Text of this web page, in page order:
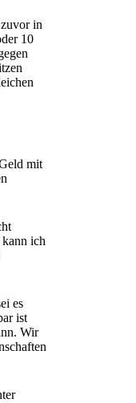
in
10
mit
ich
es
ist
Wir